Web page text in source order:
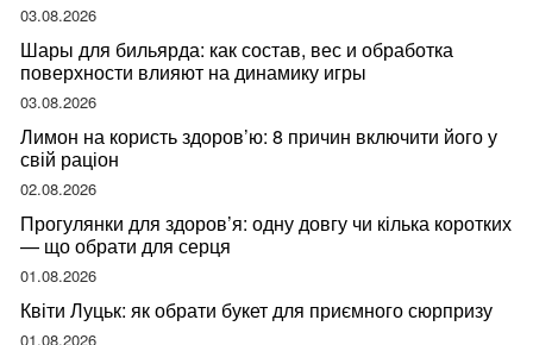
03.08.2026
Шары для бильярда: как состав, вес и обработка
поверхности влияют на динамику игры
03.08.2026
Лимон на користь здоров’ю: 8 причин включити його у
свій раціон
02.08.2026
Прогулянки для здоров’я: одну довгу чи кілька коротких
— що обрати для серця
01.08.2026
Квіти Луцьк: як обрати букет для приємного сюрпризу
01.08.2026